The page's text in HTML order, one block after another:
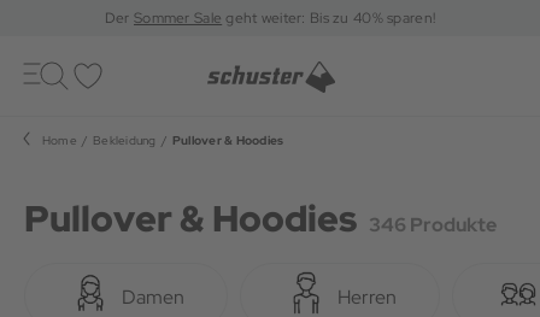
DerSommer Sale geht weiter: Bis zu 40% sparen!
Toggle
navigation
Home Bekleidung Pullover & Hoodies
Pullover & Hoodies 346 Produkte
Damen Herren